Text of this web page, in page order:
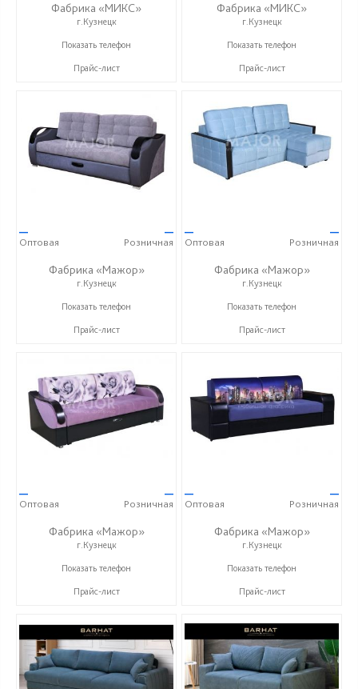
Фабрика «МИКС»
г.Кузнецк
+7 (937) 423-36-37
Показать телефон
Прайс-лист
Фабрика «МИКС»
г.Кузнецк
+7 (937) 423-36-37
Показать телефон
Прайс-лист
—
Оптовая
—
Розничная
Фабрика «Мажор»
г.Кузнецк
+7 (999) 611-98-99
Показать телефон
Прайс-лист
—
Оптовая
—
Розничная
Фабрика «Мажор»
г.Кузнецк
+7 (999) 611-98-99
Показать телефон
Прайс-лист
—
Оптовая
—
Розничная
Фабрика «Мажор»
г.Кузнецк
+7 (999) 611-98-99
Показать телефон
Прайс-лист
—
Оптовая
—
Розничная
Фабрика «Мажор»
г.Кузнецк
+7 (999) 611-98-99
Показать телефон
Прайс-лист